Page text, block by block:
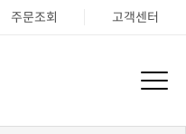
주문조회 고객센터